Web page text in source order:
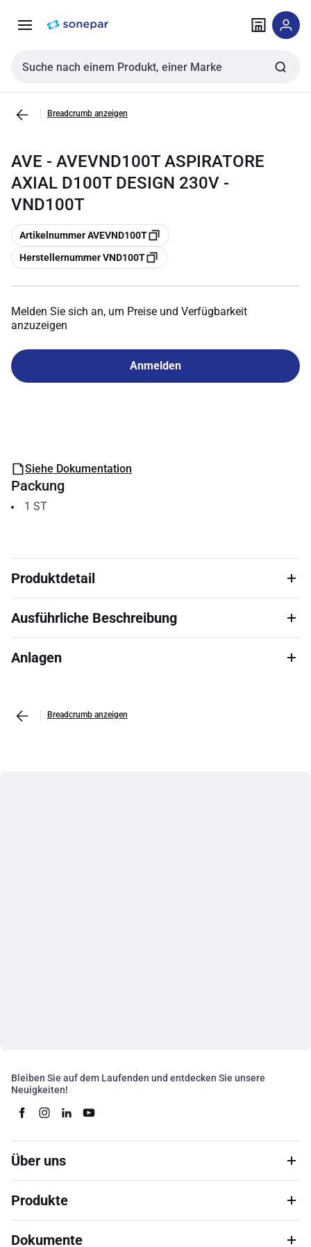
NavigationInhalt
Sucheingabe
Breadcrumb anzeigen
AVE - AVEVND100T ASPIRATORE
AXIAL D100T DESIGN 230V -
VND100T
Kopieren
Artikelnummer AVEVND100T
Kopieren
Herstellernummer VND100T
Melden Sie sich an, um Preise und Verfügbarkeit
anzuzeigen
Anmelden
Siehe Dokumentation
Packung
1 ST
Produktdetail
Ausführliche Beschreibung
Anlagen
Breadcrumb anzeigen
Bleiben Sie auf dem Laufenden und entdecken Sie unsere
Neuigkeiten!
Über uns
Produkte
Dokumente